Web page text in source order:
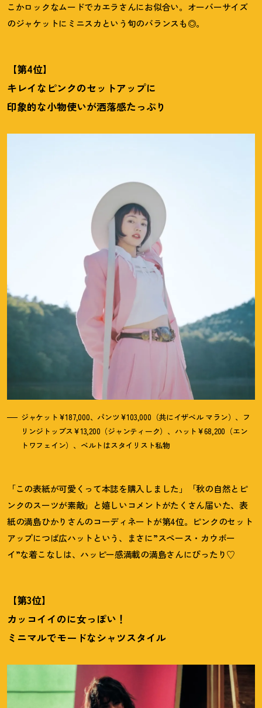
こかロックなムードでカエラさんにお似合い。オーバーサイズ
のジャケットにミニスカという旬のバランスも◎。
【第4位】
キレイなピンクのセットアップに
印象的な小物使いが洒落感たっぷり
ジャケット¥187,000、パンツ¥103,000（共にイザベル マラン）、フ
リンジトップス¥13,200（ジャンティーク）、ハット¥68,200（エン
トワフェイン）、ベルトはスタイリスト私物
「この表紙が可愛くって本誌を購入しました」「秋の自然とピ
ンクのスーツが素敵」と嬉しいコメントがたくさん届いた、表
紙の満島ひかりさんのコーディネートが第4位。ピンクのセット
アップにつば広ハットという、まさに”スペース・カウボー
イ”な着こなしは、ハッピー感満載の満島さんにぴったり♡
【第3位】
カッコイイのに女っぽい ！
ミニマルでモードなシャツスタイル